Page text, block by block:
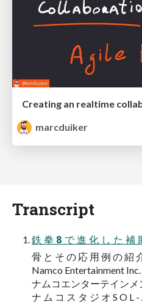
marcduiker
Transcript
鉄 拳 8 で 進 化 し た 補
骨 と そ の 応 用 例 の 紹
Namco Entertainment
ナムコエンターテインメ
ナ ム コ ス タ ジ オ S O L